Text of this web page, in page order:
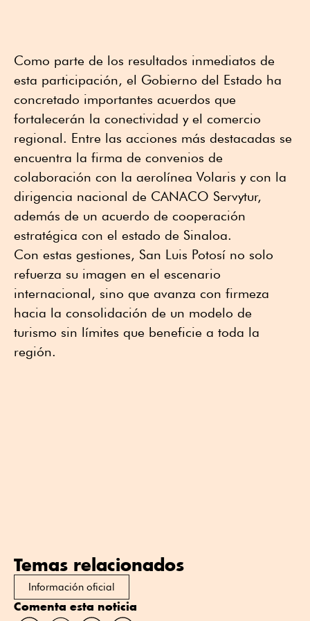
Como parte de los resultados inmediatos de
esta participación, el Gobierno del Estado ha
concretado importantes acuerdos que
fortalecerán la conectividad y el comercio
regional. Entre las acciones más destacadas se
encuentra la firma de convenios de
colaboración con la aerolínea Volaris y con la
dirigencia nacional de CANACO Servytur,
además de un acuerdo de cooperación
estratégica con el estado de Sinaloa.
Con estas gestiones, San Luis Potosí no solo
refuerza su imagen en el escenario
internacional, sino que avanza con firmeza
hacia la consolidación de un modelo de
turismo sin límites que beneficie a toda la
región.
Temas relacionados
Información oficial
Comenta esta noticia